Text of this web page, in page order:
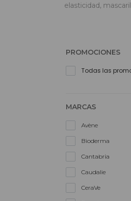
elasticidad,
PROMOCIONES
Todas las
MARCAS
Avène
Bioderma
Cantabria
Caudalie
CeraVe